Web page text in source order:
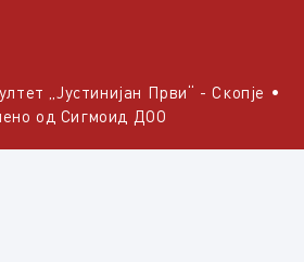
„Јустинијан Први“ - Скопје •
од Сигмоид ДОО